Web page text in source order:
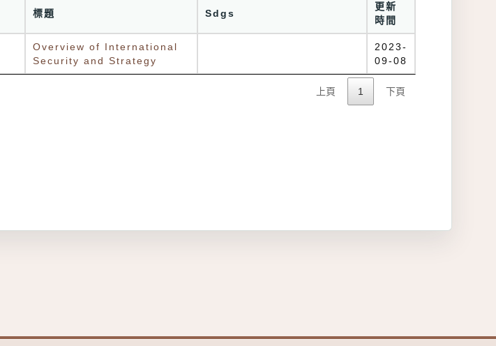
標題 Sdgs
更新
時間
Overview of International
Security and Strategy
2023-
09-08
上頁 1 下頁